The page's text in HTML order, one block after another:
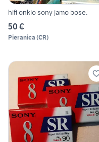
hifi onkio sony jamo bose.
50 €
Pieranica (CR)